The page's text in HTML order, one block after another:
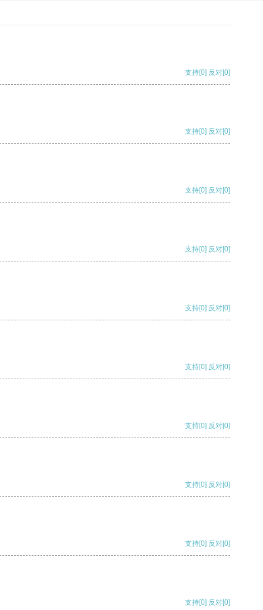
支持[0] 反对[0]
支持[0] 反对[0]
支持[0] 反对[0]
支持[0] 反对[0]
支持[0] 反对[0]
支持[0] 反对[0]
支持[0] 反对[0]
支持[0] 反对[0]
支持[0] 反对[0]
支持[0] 反对[0]